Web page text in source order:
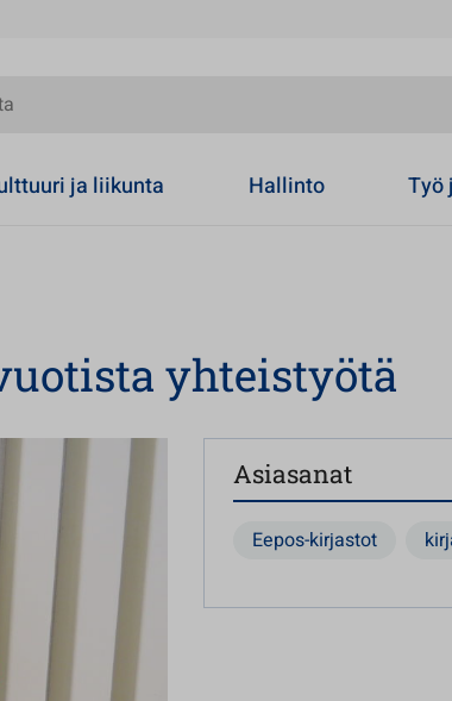
ja liikunta Hallinto Työ
yhteistyötä
Asiasanat
Eepos-kirjastot